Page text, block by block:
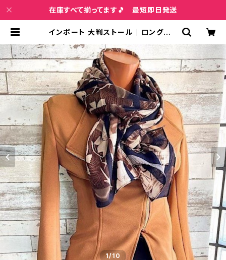
在庫すべて揃ってます🎵 最短即日発送
インポート 大判ストール｜ロングスト
におしゃれストール｜ブラウン＆ネイ
ビー隠れフラワー | インポートファッ
ション＆ジュエリー Wish Bone VIP
1/10